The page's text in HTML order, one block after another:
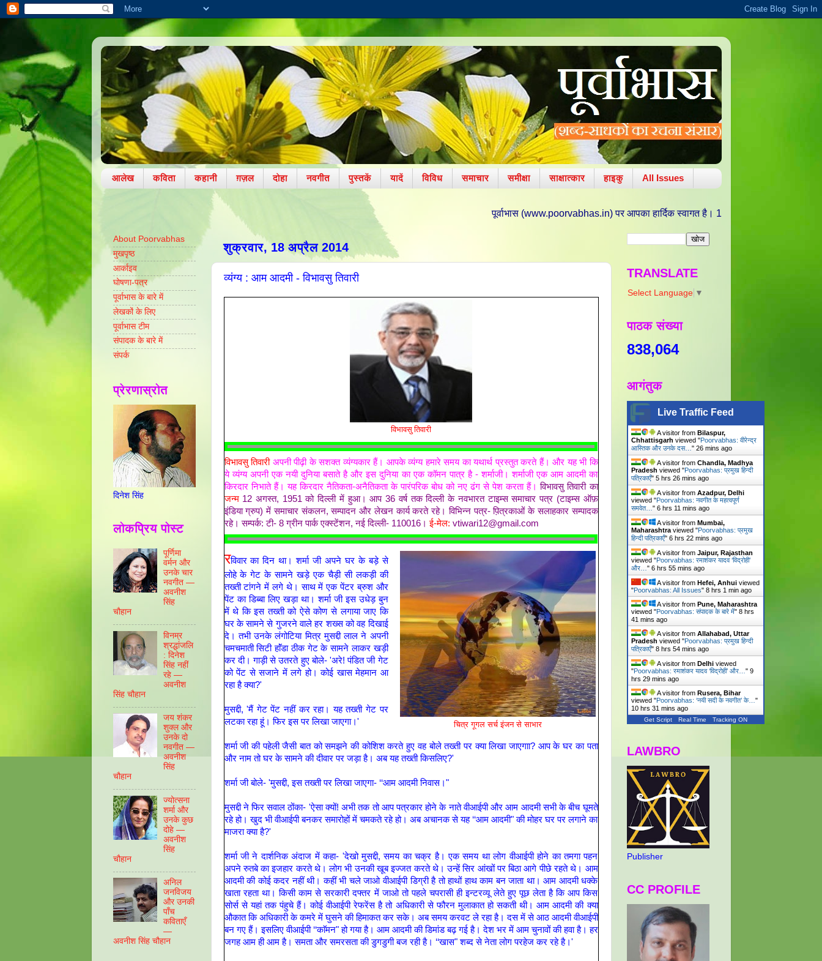
आलेख कविता कहानी ग़ज़ल दोहा नवगीत पुस्तकें यादें विविध समाचार समीक्षा साक्षात्कार हाइकु All Issues
पूर्वाभास (www.poorvabhas.in) पर आपका हार्दिक स्वागत है। 11 अक्टूबर 2010 को वरद चतुर्थी/ ललित
शुक्रवार, 18 अप्रैल 2014
व्यंग्य : आम आदमी - विभावसु तिवारी
विभावसु तिवारी
विभावसु तिवारी अपनी पीढ़ी के सशक्त व्यंग्यकार हैं। आपके व्यंग्य हमारे समय का यथार्थ प्रस्तुत करते हैं। और यह भी कि
ये व्यंग्य अपनी एक नयी दुनिया बसाते है और इस दुनिया का एक कॉमन पात्र है - शर्माजी। शर्माजी एक आम आदमी का
किरदार निभाते हैं। यह किरदार नैतिकता-अनैतिकता के पारंपरिक बोध को नए ढंग से पेश करता हैं।विभावसु तिवारी का
जन्म 12 अगस्त, 1951 को दिल्ली में हुआ। आप 36 वर्ष तक दिल्ली के नवभारत टाइम्स समाचार पत्र (टाइम्स ऑफ़
इंडिया ग्रुप) में समाचार संकलन, सम्पादन और लेखन कार्य करते रहे। विभिन्न पत्र- प़ित्रकाओं के सलाहकार सम्पादक
रहे। सम्पर्क: टी- 8 ग्रीन पार्क एक्स्टेंशन, नई दिल्ली- 110016।ई-मेल: vtiwari12@gmail.com
चित्र गूगल सर्च इंजन से साभार
रविवार का दिन था। शर्मा जी अपने घर के बड़े से
लोहे के गेट के सामने खड़े एक चैड़ी सी लकड़ी की
तख्ती टांगने में लगे थे। साथ में एक पेंटर ब्रुश और
पेंट का डिब्बा लिए खड़ा था। शर्मा जी इस उधेड़ बुन
में थे कि इस तख्ती को ऐसे कोण से लगाया जाए कि
घर के सामने से गुजरने वाले हर शख्स को वह दिखाई
दे। तभी उनके लंगोटिया मित्र मुसद्दी लाल ने अपनी
चमचमाती सिटी हाॅंडा ठीक गेट के सामने लाकर खड़ी
कर दी। गाड़ी से उतरते हुए बोले-'अरे! पंडित जी गेट
को पेंट से सजाने में लगे हो। कोई खास मेहमान आ
रहा है क्या?'
मुसद्दी, 'मैं गेट पेंट नहीं कर रहा। यह तख्ती गेट पर
लटका रहा हूं। फिर इस पर लिखा जाएगा।'
शर्मा जी की पहेली जैसी बात को समझने की कोशिश करते हुए वह बोले तख्ती पर क्या लिखाजाएगाा? आप के घर का पता
और नाम तो घर के सामने की दीवार पर जड़ा है। अब यह तख्ती किसलिए?'
शर्मा जी बोले- 'मुसद्दी, इस तख्ती पर लिखा जाएगा- ‘‘आम आदमी निवास।"
मुसद्दी ने फिर सवाल ठोंका- 'ऐसा क्यों! अभी तक तो आप पत्रकार होने के नाते वीआईपी और आम आदमी सभी के बीच घूमते
रहे हो। खुद भी वीआईपी बनकर समारोहों में चमकते रहे हो। अब अचानक से यह ‘‘आम आदमी" की मोहर घर पर लगाने का
माजरा क्या है?'
शर्मा जी ने दार्शनिक अंदाज में कहा- 'देखो मुसद्दी, समय का चक्र है। एक समय था लोग वीआईपी होने का तमगा पहन
अपने रुतबे का इजहार करते थे। लोग भी उनकी खूब इज्जत करते थे। उन्हें सिर आंखों पर बिठा आगे पीछे रहते थे। आम
आदमी की कोई कदर नहीं थी। कहीं भी चले जाओ वीआईपी डिग्री है तो हाथों हाथ काम बन जाता था। आम आदमी धक्के
खाता रहता था। किसी काम से सरकारी दफ्तर में जाओ तो पहले चपरासी ही इन्टरव्यू लेते हुए पूछ लेता है कि आप किस
सोर्स से यहां तक पंहुचे हैं। कोई वीआईपी रेफरेंस है तो अधिकारी से फौरन मुलाकात हो सकती थी। आम आदमी की क्या
औकात कि अधिकारी के कमरे में घुसने की हिमाकत कर सके। अब समय करवट ले रहा है। दस में से आठ आदमी वीआईपी
बन गए हैं। इसलिए वीआईपी ‘‘काॅमन" हो गया है। आम आदमी की डिमांड बढ़ गई है। देश भर में आम चुनावों की हवा है। हर
जगह आम ही आम है। समता और समरसता की डुगडुगी बज रही है। ‘‘खास" शब्द से नेता लोग परहेज कर रहे है।'
About Poorvabhas
मुखपृष्ठ
आर्काइव
घोषणा-पत्र
पूर्वाभास के बारे में
लेखकों के लिए
पूर्वाभास टीम
संपादक के बारे में
संपर्क
प्रेरणास्रोत
दिनेश सिंह
लोकप्रिय पोस्ट
पूर्णिमा
वर्मन और
उनके चार
नवगीत —
अवनीश
सिंह
चौहान
विनम्र
श्रद्धांजलि
: दिनेश
सिंह नहीं
रहे —
अवनीश
सिंह चौहान
जय शंकर
शुक्ल और
उनके दो
नवगीत —
अवनीश
सिंह
चौहान
ज्योत्सना
शर्मा और
उनके कुछ
दोहे —
अवनीश
सिंह
चौहान
अनिल
जनविजय
और उनकी
पाँच
कविताएँ
—
अवनीश सिंह चौहान
TRANSLATE
Select Language ▼
पाठक संख्या
838,064
आगंतुक
Live Traffic Feed
A visitor from Bilaspur,
Chhattisgarh viewed "Poorvabhas: वीरेन्द्र
आस्तिक और उनके दस… " 26 mins ago
A visitor from Chandla, Madhya
Pradesh viewed "Poorvabhas: प्रमुख हिन्दी
पत्रिकाएँ" 5 hrs 26 mins ago
A visitor from Azadpur, Delhi
viewed "Poorvabhas: नवगीत के महत्वपूर्ण
समवेत… " 6 hrs 11 mins ago
A visitor from Mumbai,
Maharashtraviewed "Poorvabhas: प्रमुख
हिन्दी पत्रिकाएँ" 6 hrs 22 mins ago
A visitor from Jaipur, Rajasthan
viewed "Poorvabhas: रमाशंकर यादव ‘विद्रोही’
और… " 6 hrs 55 mins ago
A visitor from Hefei, Anhuiviewed
"Poorvabhas: All Issues" 8 hrs 1 min ago
A visitor from Pune, Maharashtra
viewed "Poorvabhas: संपादक के बारे में" 8 hrs
41 mins ago
A visitor from Allahabad, Uttar
Pradesh viewed "Poorvabhas: प्रमुख हिन्दी
पत्रिकाएँ" 8 hrs 54 mins ago
A visitor from Delhiviewed
"Poorvabhas: रमाशंकर यादव ‘विद्रोही’ और… " 9
hrs 29 mins ago
A visitor from Rusera, Bihar
viewed "Poorvabhas: ‘नयी सदी के नवगीत’ के… "
10 hrs 31 mins ago
Get Script Real Time Tracking ON
LAWBRO
Publisher
CC PROFILE